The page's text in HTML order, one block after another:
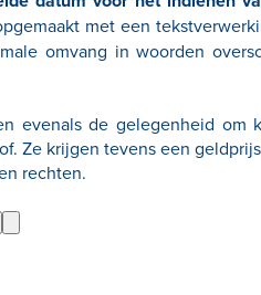
met een
omvang in woorden
evenals de gelegenheid
Ze krijgen tevens een
rechten.